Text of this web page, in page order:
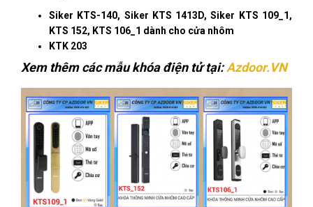
Siker KTS-140, Siker KTS 1413D, Siker KTS 109_1,
KTS 152, KTS 106_1 dành cho cửa nhôm
KTK 203
Xem thêm các mẫu khóa điện tử tại:Azdoor.VN